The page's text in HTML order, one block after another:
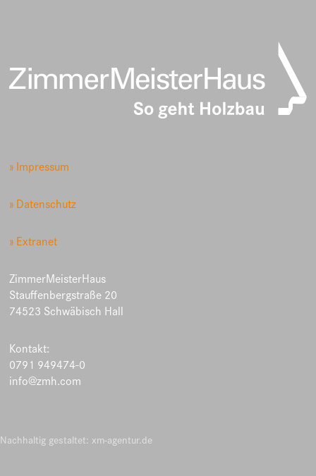
» Impressum
» Datenschutz
» Extranet
ZimmerMeisterHaus
Stauffenbergstraße 20
74523 Schwäbisch Hall
Kontakt:
0791 949474-0
info@zmh.com
Nachhaltig gestaltet: xm-agentur.de